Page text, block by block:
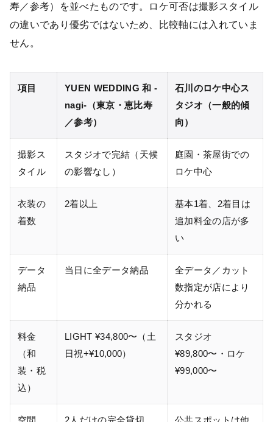
寿／参考）を並べたものです。ロケ可否は撮影スタイル
の違いであり優劣ではないため、比較軸には入れていま
せん。
項目
YUEN WEDDING 和 -
nagi-（東京・恵比寿
／参考）
石川のロケ中心ス
タジオ（一般的傾
向）
撮影ス
タイル
スタジオで完結（天候
の影響なし）
庭園・茶屋街での
ロケ中心
衣装の
着数
2着以上
基本1着、2着目は
追加料金の店が多
い
データ
納品
当日に全データ納品
全データ／カット
数指定が店により
分かれる
料金
（和
装・税
込）
LIGHT ¥34,800〜（土
日祝+¥10,000）
スタジオ
¥89,800〜・ロケ
¥99,000〜
空間 2人だけの完全貸切
公共スポットは他